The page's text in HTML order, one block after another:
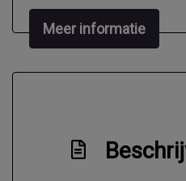
Zij airbag(s) voor
Meer informatie